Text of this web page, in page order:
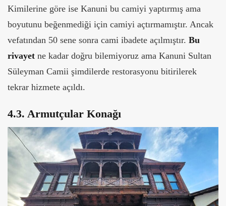
Kimilerine göre ise Kanuni bu camiyi yaptırmış ama
boyutunu beğenmediği için camiyi açtırmamıştır. Ancak
vefatından 50 sene sonra cami ibadete açılmıştır. Bu
rivayet ne kadar doğru bilemiyoruz ama Kanuni Sultan
Süleyman Camii şimdilerde restorasyonu bitirilerek
tekrar hizmete açıldı.
4.3. Armutçular Konağı